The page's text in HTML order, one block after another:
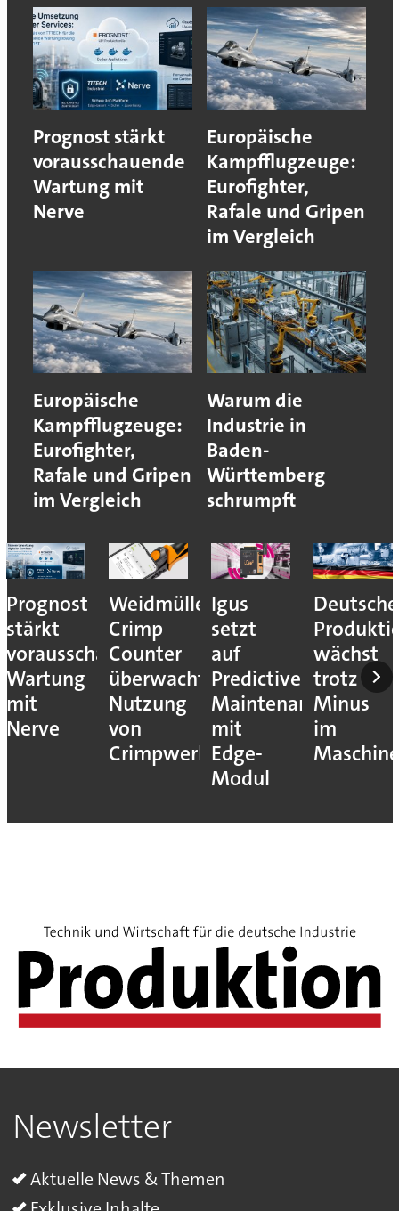
Prognost stärkt
vorausschauende
Wartung mit
Nerve
Europäische
Kampfflugzeuge:
Eurofighter,
Rafale und Gripen
im Vergleich
Europäische
Kampfflugzeuge:
Eurofighter,
Rafale und Gripen
im Vergleich
Warum die
Industrie in
Baden-
Württemberg
schrumpft
Prognost
stärkt
vorausschauende
Wartung
mit
Nerve
Weidmüller:
Crimp
Counter
überwacht
Nutzung
von
Crimpwerkzeugen
Igus
setzt
auf
Predictive
Maintenance
mit
Edge-
Modul
Deutsche
wächst
trotz
Minus
im
Newsletter
Aktuelle News & Themen